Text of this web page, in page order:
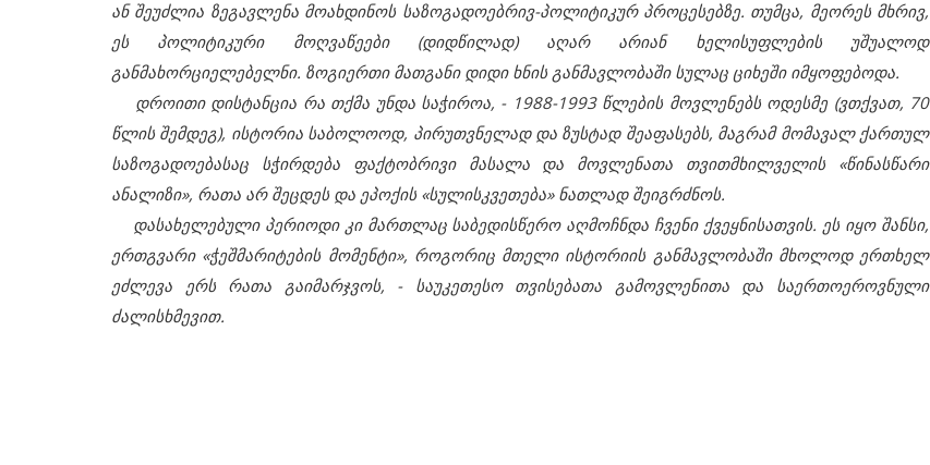
ან შეუძლია ზეგავლენა მოახდინოს საზოგადოებრივ-პოლიტიკურ პროცესებზე. თუმცა, მეორეს მხრივ,
ეს პოლიტიკური მოღვაწეები (დიდწილად) აღარ არიან ხელისუფლების უშუალოდ
განმახორციელებელნი. ზოგიერთი მათგანი დიდი ხნის განმავლობაში სულაც ციხეში იმყოფებოდა.
დროითი დისტანცია რა თქმა უნდა საჭიროა, - 1988-1993 წლების მოვლენებს ოდესმე (ვთქვათ, 70
წლის შემდეგ), ისტორია საბოლოოდ, პირუთვნელად და ზუსტად შეაფასებს, მაგრამ მომავალ ქართულ
საზოგადოებასაც სჭირდება ფაქტობრივი მასალა და მოვლენათა თვითმხილველის «წინასწარი
ანალიზი», რათა არ შეცდეს და ეპოქის «სულისკვეთება» ნათლად შეიგრძნოს.
დასახელებული პერიოდი კი მართლაც საბედისწერო აღმოჩნდა ჩვენი ქვეყნისათვის. ეს იყო შანსი,
ერთგვარი «ჭეშმარიტების მომენტი», როგორიც მთელი ისტორიის განმავლობაში მხოლოდ ერთხელ
ეძლევა ერს რათა გაიმარჯვოს, - საუკეთესო თვისებათა გამოვლენითა და საერთოეროვნული
ძალისხმევით.